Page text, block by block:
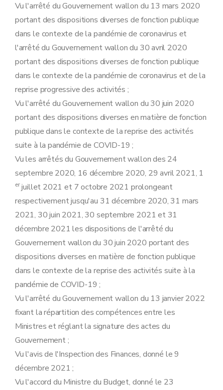
Vu l'arrêté du Gouvernement wallon du 13 mars 2020
portant des dispositions diverses de fonction publique
dans le contexte de la pandémie de coronavirus et
l'arrêté du Gouvernement wallon du 30 avril 2020
portant des dispositions diverses de fonction publique
dans le contexte de la pandémie de coronavirus et de la
reprise progressive des activités ;
Vu l'arrêté du Gouvernement wallon du 30 juin 2020
portant des dispositions diverses en matière de fonction
publique dans le contexte de la reprise des activités
suite à la pandémie de COVID-19 ;
Vu les arrêtés du Gouvernement wallon des 24
septembre 2020, 16 décembre 2020, 29 avril 2021, 1
erjuillet 2021 et 7 octobre 2021 prolongeant
respectivement jusqu'au 31 décembre 2020, 31 mars
2021, 30 juin 2021, 30 septembre 2021 et 31
décembre 2021 les dispositions de l'arrêté du
Gouvernement wallon du 30 juin 2020 portant des
dispositions diverses en matière de fonction publique
dans le contexte de la reprise des activités suite à la
pandémie de COVID-19 ;
Vu l'arrêté du Gouvernement wallon du 13 janvier 2022
fixant la répartition des compétences entre les
Ministres et réglant la signature des actes du
Gouvernement ;
Vu l'avis de l'Inspection des Finances, donné le 9
décembre 2021 ;
Vu l'accord du Ministre du Budget, donné le 23